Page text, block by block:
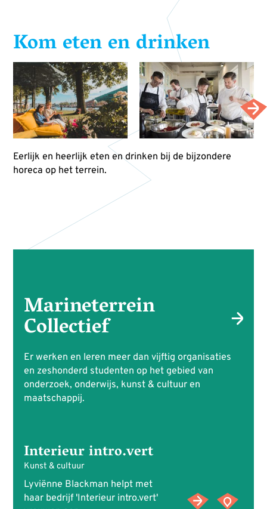
Kom eten en drinken
Eerlijk en heerlijk eten en drinken bij de bijzondere
horeca op het terrein.
Marineterrein
Collectief
Er werken en leren meer dan vijftig organisaties
en zeshonderd studenten op het gebied van
onderzoek, onderwijs, kunst & cultuur en
maatschappij.
Interieur intro.vert
Kunst & cultuur
Lyviënne Blackman helpt met
haar bedrijf 'Interieur intro.vert'